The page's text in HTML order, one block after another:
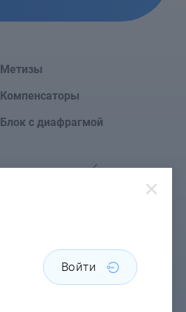
Метизы
Компенсаторы
Блок с диафрагмой
Войти